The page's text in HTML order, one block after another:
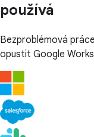
používá
Bezproblémová
opustit Google